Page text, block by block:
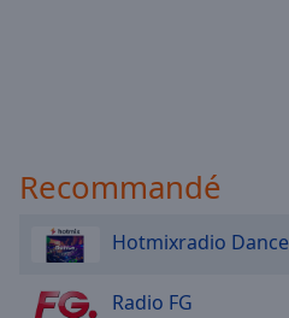
Recommandé
Hotmixradio Dance
Radio FG